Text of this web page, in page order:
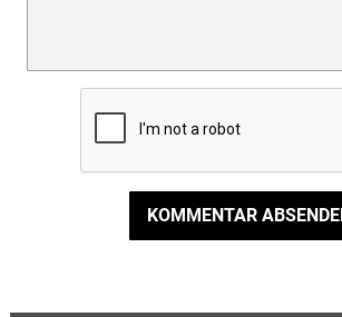
KOMMENTAR